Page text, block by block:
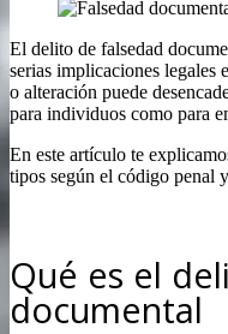
El delito de falsedad
serias implicaciones legales
o alteración puede
para individuos como para
En este artículo te
tipos según el código penal
Qué es el
documental